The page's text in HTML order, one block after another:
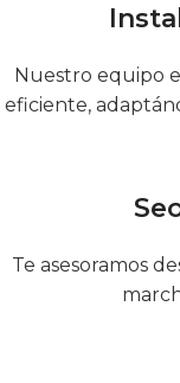
Nuestro equipo
eficiente,
Te asesoramos